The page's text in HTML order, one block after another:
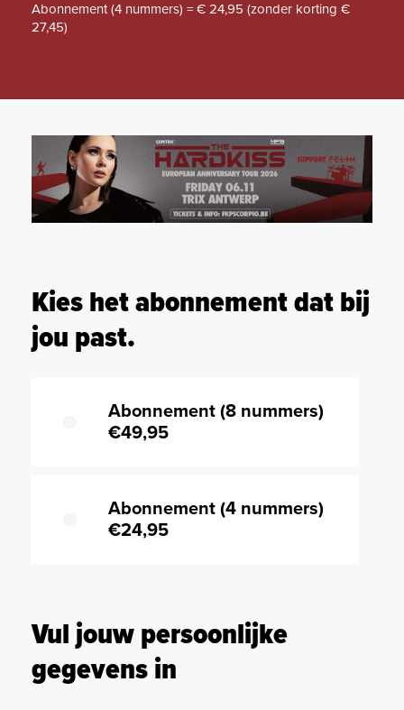
Abonnement (4 nummers) = € 24,95 (zonder korting €
27,45)
Kies het abonnement dat bij
jou past.
Abonnement (8 nummers)
€49,95
Abonnement (4 nummers)
€24,95
Vul jouw persoonlijke
gegevens in